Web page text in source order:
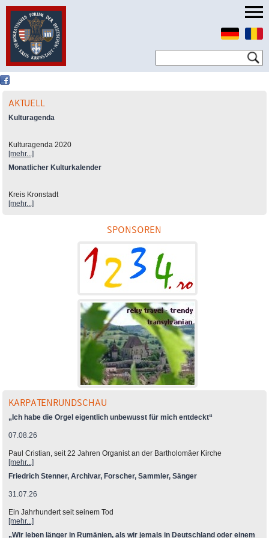
AKTUELL
Kulturagenda
Kulturagenda 2020
[mehr...]
Monatlicher Kulturkalender
Kreis Kronstadt
[mehr...]
SPONSOREN
KARPATENRUNDSCHAU
„Ich habe die Orgel eigentlich unbewusst für mich entdeckt“
07.08.26
Paul Cristian, seit 22 Jahren Organist an der Bartholomäer Kirche
[mehr...]
Friedrich Stenner, Archivar, Forscher, Sammler, Sänger
31.07.26
Ein Jahrhundert seit seinem Tod
[mehr...]
„Wir leben länger in Rumänien, als wir jemals in Deutschland oder einem